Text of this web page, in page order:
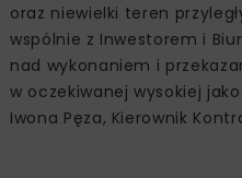
oraz niewielki teren
wspólnie z Inwestorem i
nad wykonaniem i
w oczekiwanej wysokiej
Iwona Pęza, Kierownik